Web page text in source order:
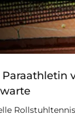
Paraathletin